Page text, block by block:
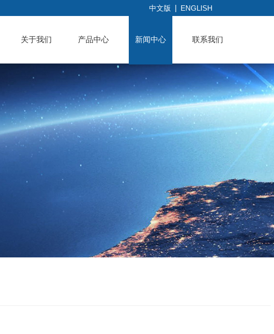
中文版 ENGLISH
关于我们 产品中心 新闻中心 联系我们